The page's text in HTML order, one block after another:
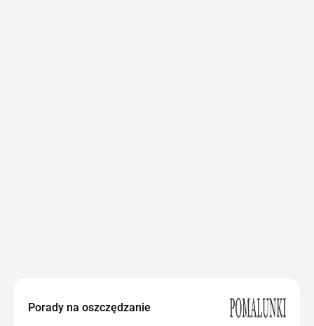
Porady na oszczędzanie